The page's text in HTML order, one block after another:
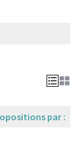
par :